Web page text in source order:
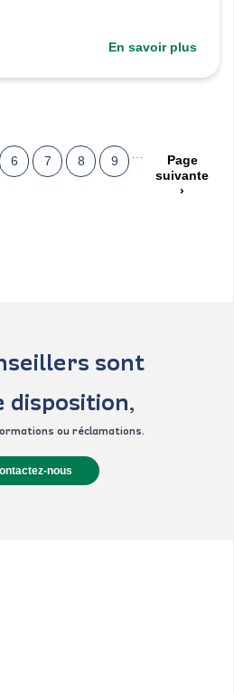
En savoir plus
Page
6 Page
7 Page
8 Page
9 …
Page
suivante
Page
suivante
›
sont
disposition,
ou réclamations.
nous